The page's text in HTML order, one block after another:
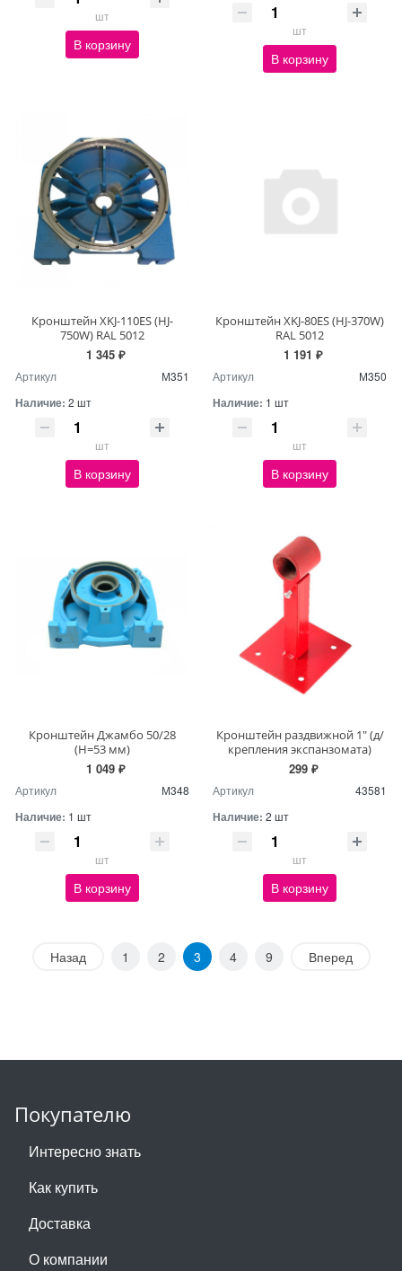
шт
В корзину
шт
В корзину
Кронштейн XKJ-110ES (HJ-
750W) RAL 5012
1 345 ₽
Артикул М351
Наличие: 2 шт
шт
В корзину
Кронштейн XKJ-80ES (HJ-370W)
RAL 5012
1 191 ₽
Артикул М350
Наличие: 1 шт
шт
В корзину
Кронштейн Джамбо 50/28
(H=53 мм)
1 049 ₽
Артикул М348
Наличие: 1 шт
шт
В корзину
Кронштейн раздвижной 1" (д/
крепления экспанзомата)
299 ₽
Артикул 43581
Наличие: 2 шт
шт
В корзину
Назад 1 2 3 4 9 Вперед
Покупателю
Интересно знать
Как купить
Доставка
О компании